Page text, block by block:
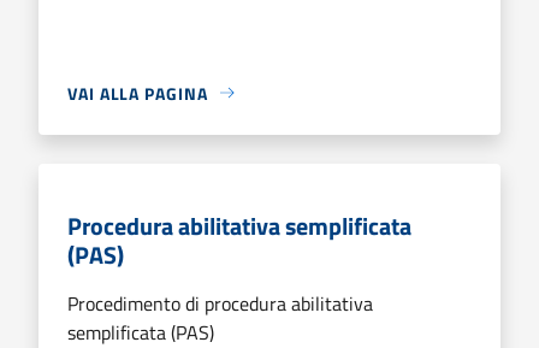
VAI ALLA PAGINA
Procedura abilitativa semplificata
(PAS)
Procedimento di procedura abilitativa
semplificata (PAS)